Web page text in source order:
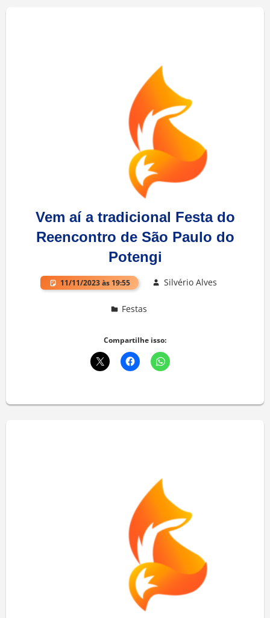
Vem aí a tradicional Festa do
Reencontro de São Paulo do
Potengi
11/11/2023 às 19:55 Silvério Alves
Festas
Compartilhe isso: